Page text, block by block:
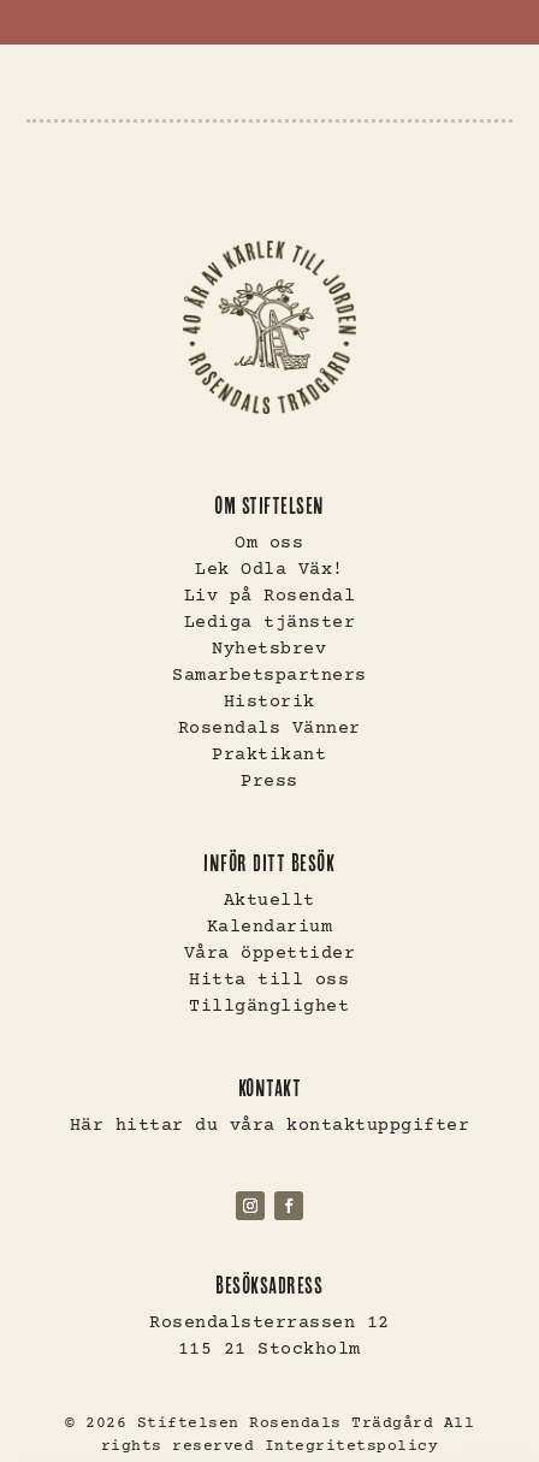
OM STIFTELSEN
Om oss
Lek Odla Väx!
Liv på Rosendal
Lediga tjänster
Nyhetsbrev
Samarbetspartners
Historik
Rosendals Vänner
Praktikant
Press
INFÖR DITT BESÖK
Aktuellt
Kalendarium
Våra öppettider
Hitta till oss
Tillgänglighet
KONTAKT
Här hittar du våra kontaktuppgifter
BESÖKSADRESS
Rosendalsterrassen 12
115 21 Stockholm
© 2026 Stiftelsen Rosendals Trädgård All
rights reserved Integritetspolicy